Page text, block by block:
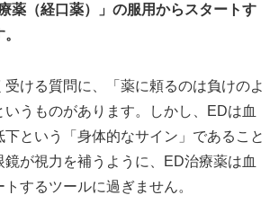
薬（経口薬）」の服用からスタートす
ける質問に、「薬に頼るのは負けのよ
いうものがあります。しかし、EDは血
という「身体的なサイン」であること
鏡が視力を補うように、ED治療薬は血
するツールに過ぎません。